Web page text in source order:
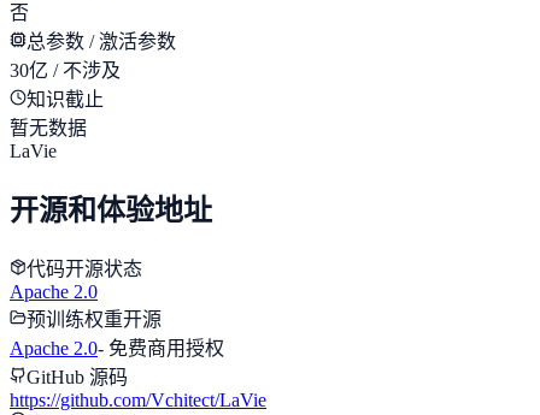
否
总参数 / 激活参数
30亿 / 不涉及
知识截止
暂无数据
LaVie
开源和体验地址
代码开源状态
Apache 2.0
预训练权重开源
Apache 2.0- 免费商用授权
GitHub 源码
https://github.com/Vchitect/LaVie